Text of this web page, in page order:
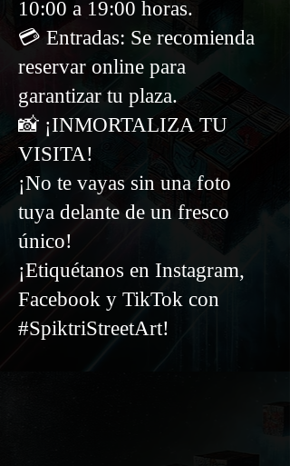
10:00 a 19:00 horas.
💳 Entradas: Se recomienda
reservar online para
garantizar tu plaza.
📸 ¡INMORTALIZA TU
VISITA!
¡No te vayas sin una foto
tuya delante de un fresco
único!
¡Etiquétanos en Instagram,
Facebook y TikTok con
#SpiktriStreetArt!